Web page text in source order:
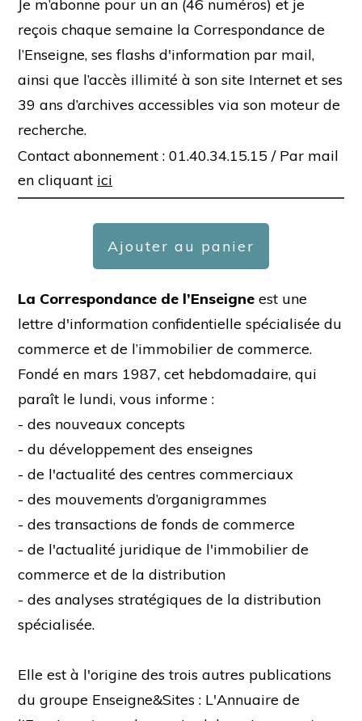
Je m’abonne pour un an (46 numéros) et je
reçois chaque semaine la Correspondance de
l’Enseigne, ses flashs d'information par mail,
ainsi que l’accès illimité à son site Internet et ses
39 ans d’archives accessibles via son moteur de
recherche.
Contact abonnement : 01.40.34.15.15 / Par mail
en cliquant ici
Ajouter au panier
La Correspondance de l’Enseigne est une
lettre d'information confidentielle spécialisée du
commerce et de l’immobilier de commerce.
Fondé en mars 1987, cet hebdomadaire, qui
paraît le lundi, vous informe :
- des nouveaux concepts
- du développement des enseignes
- de l'actualité des centres commerciaux
- des mouvements d’organigrammes
- des transactions de fonds de commerce
- de l'actualité juridique de l'immobilier de
commerce et de la distribution
- des analyses stratégiques de la distribution
spécialisée.
Elle est à l'origine des trois autres publications
du groupe Enseigne&Sites : L'Annuaire de